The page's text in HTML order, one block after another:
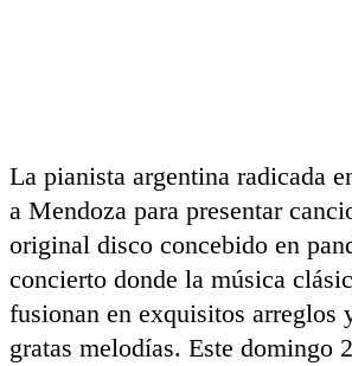
La pianista argentina radicada
a Mendoza para presentar
original disco concebido en
concierto donde la música
fusionan en exquisitos arreglos
gratas melodías. Este domingo